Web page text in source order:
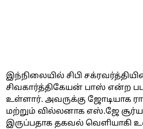
இந்நிலையில் சிபி
சிவகார்த்திகேயன் பாஸ் என்ற
உள்ளார். அவருக்கு ஜோடியாக
மற்றும் வில்லனாக எஸ்.ஜே
இருப்பதாக தகவல் வெளியாகி